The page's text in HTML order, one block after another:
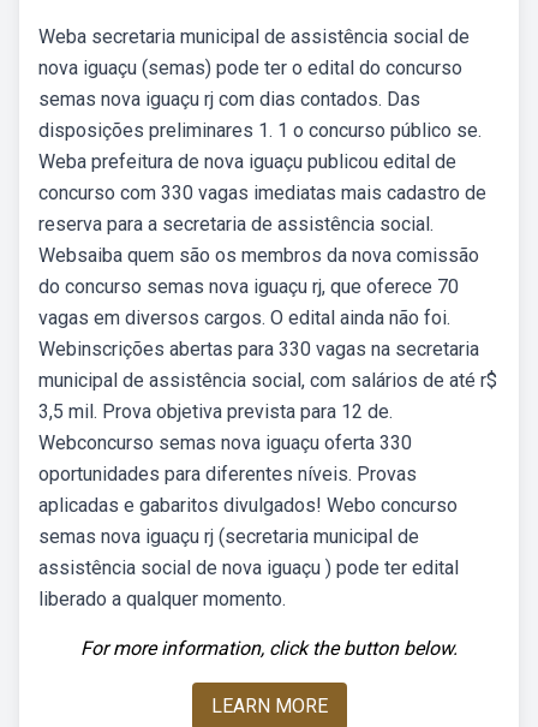
Weba secretaria municipal de assistência social de
nova iguaçu (semas) pode ter o edital do concurso
semas nova iguaçu rj com dias contados. Das
disposições preliminares 1. 1 o concurso público se.
Weba prefeitura de nova iguaçu publicou edital de
concurso com 330 vagas imediatas mais cadastro de
reserva para a secretaria de assistência social.
Websaiba quem são os membros da nova comissão
do concurso semas nova iguaçu rj, que oferece 70
vagas em diversos cargos. O edital ainda não foi.
Webinscrições abertas para 330 vagas na secretaria
municipal de assistência social, com salários de até r$
3,5 mil. Prova objetiva prevista para 12 de.
Webconcurso semas nova iguaçu oferta 330
oportunidades para diferentes níveis. Provas
aplicadas e gabaritos divulgados! Webo concurso
semas nova iguaçu rj (secretaria municipal de
assistência social de nova iguaçu ) pode ter edital
liberado a qualquer momento.
For more information, click the button below.
LEARN MORE